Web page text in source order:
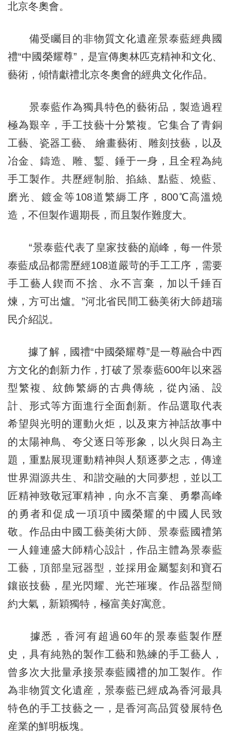
北京冬奧會。
備受矚目的非物質文化遺産景泰藍經典國
禮“中國榮耀尊”，是宣傳奧林匹克精神和文化、
藝術，傾情獻禮北京冬奧會的經典文化作品。
景泰藍作為獨具特色的藝術品，製造過程
極為艱辛，手工技藝十分繁複。它集合了青銅
工藝、瓷器工藝、 繪畫藝術、雕刻技藝，以及
冶金、鑄造、雕、鏨、錘于一身，且全程為純
手工製作。共歷經制胎、掐絲、點藍、燒藍、
磨光、鍍金等108道繁縟工序，800℃高溫燒
造，不但製作週期長，而且製作難度大。
“景泰藍代表了皇家技藝的巔峰，每一件景
泰藍成品都需歷經108道嚴苛的手工工序，需要
手工藝人鍥而不捨、永不言棄，加以千錘百
煉，方可出爐。”河北省民間工藝美術大師趙瑞
民介紹説。
據了解，國禮“中國榮耀尊”是一尊融合中西
方文化的創新力作，打破了景泰藍600年以來器
型繁複、紋飾繁縟的古典傳統，從內涵、設
計、形式等方面進行全面創新。作品選取代表
希望與光明的運動火炬，以及東方神話故事中
的太陽神鳥、夸父逐日等形象，以火與日為主
題，重點展現運動精神與人類逐夢之志，傳達
世界淵源共生、和諧交融的大同夢想，並以工
匠精神致敬冠軍精神，向永不言棄、勇攀高峰
的勇者和促成一項項中國榮耀的中國人民致
敬。作品由中國工藝美術大師、景泰藍國禮第
一人鐘連盛大師精心設計，作品主體為景泰藍
工藝，頂部皇冠器型，並採用金屬鏨刻和寶石
鑲嵌技藝，星光閃耀、光芒璀璨。作品器型簡
約大氣，新穎獨特，極富美好寓意。
據悉，香河有超過60年的景泰藍製作歷
史，具有純熟的製作工藝和熟練的手工藝人，
曾多次大批量承接景泰藍國禮的加工製作。作
為非物質文化遺産，景泰藍已經成為香河最具
特色的手工技藝之一，是香河高品質發展特色
産業的鮮明板塊。